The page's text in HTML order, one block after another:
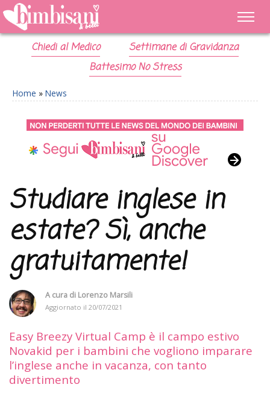
Chiedi al Medico
Settimane di Gravidanza
Battesimo No Stress
Home » News
Studiare inglese in
estate? Sì, anche
gratuitamente!
A cura di Lorenzo Marsili
Aggiornato il 20/07/2021
Easy Breezy Virtual Camp è il campo estivo
Novakid per i bambini che vogliono imparare
l’inglese anche in vacanza, con tanto
divertimento